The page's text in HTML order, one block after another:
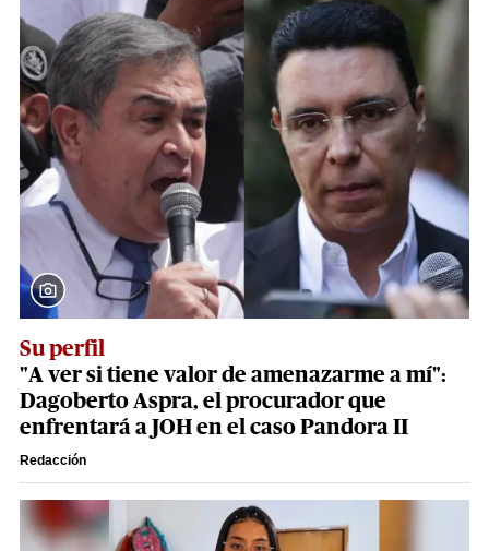
Su perfil
"A ver si tiene valor de amenazarme a mí":
Dagoberto Aspra, el procurador que
enfrentará a JOH en el caso Pandora II
Redacción